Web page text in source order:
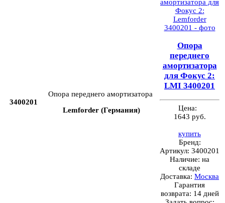
3400201
Опора переднего амортизатора
Lemforder (Германия)
Опора
переднего
амортизатора
для Фокус 2:
LMI 3400201
Цена:
1643 руб.
купить
Бренд:
Артикул: 3400201
Наличие: на
складе
Доставка: Москва
Гарантия
возврата: 14 дней